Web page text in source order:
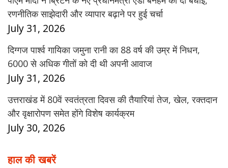
रणनीतिक साझेदारी और व्यापार बढ़ाने पर हुई चर्चा
July 31, 2026
दिग्गज पार्श्व गायिका जमुना रानी का 88 वर्ष की उम्र में निधन,
6000 से अधिक गीतों को दी थी अपनी आवाज
July 31, 2026
उत्तराखंड में 80वें स्वतंत्रता दिवस की तैयारियां तेज, खेल, रक्तदान
और वृक्षारोपण समेत होंगे विशेष कार्यक्रम
July 30, 2026
हाल की खबरें